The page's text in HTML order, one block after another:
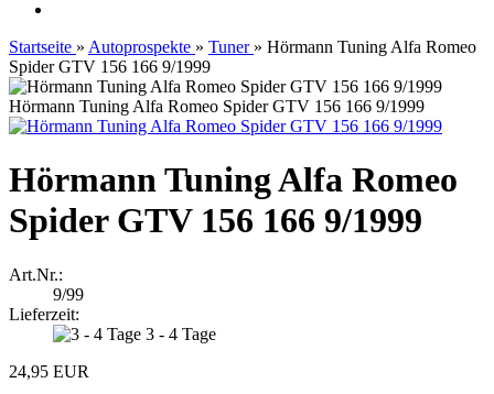
Startseite » Autoprospekte » Tuner » Hörmann Tuning Alfa Romeo
Spider GTV 156 166 9/1999
Hörmann Tuning Alfa Romeo Spider GTV 156 166 9/1999
Hörmann Tuning Alfa Romeo
Spider GTV 156 166 9/1999
Art.Nr.:
9/99
Lieferzeit:
3 - 4 Tage
24,95 EUR